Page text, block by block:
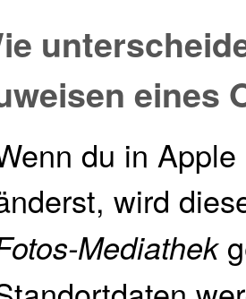
eines
du in
wird
Mediathek